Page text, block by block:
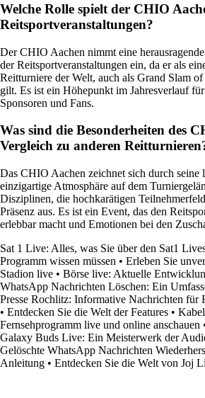
Welche Rolle spielt der CHIO
Reitsportveranstaltungen?
Der CHIO Aachen nimmt eine
der Reitsportveranstaltungen ein, da er als
Reitturniere der Welt, auch als Grand Slam
gilt. Es ist ein Höhepunkt im Jahresverlauf
Sponsoren und Fans.
Was sind die Besonderheiten des
Vergleich zu anderen
Das CHIO Aachen zeichnet sich durch seine
einzigartige Atmosphäre auf dem
Disziplinen, die hochkarätigen
Präsenz aus. Es ist ein Event, das den
erlebbar macht und Emotionen bei den
Sat 1 Live: Alles, was Sie über den Sat1
Programm wissen müssen • Erleben Sie
Stadion live • Börse live: Aktuelle
WhatsApp Nachrichten Löschen: Ein
Presse Rochlitz: Informative Nachrichten für
• Entdecken Sie die Welt der Features •
Fernsehprogramm live und online anschauen
Galaxy Buds Live: Ein Meisterwerk der
Gelöschte WhatsApp Nachrichten
Anleitung • Entdecken Sie die Welt von Joj